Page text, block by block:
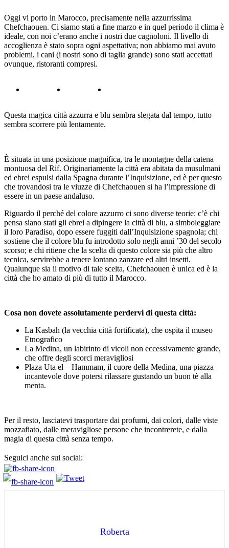
Oggi vi porto in Marocco, precisamente nella azzurrissima
Chefchaouen. Ci siamo stati a fine marzo e in quel periodo il clima è
ideale, con noi c’erano anche i nostri due cagnoloni. Il livello di
accoglienza è stato sopra ogni aspettativa; non abbiamo mai avuto
problemi, i cani (i nostri sono di taglia grande) sono stati accettati
ovunque, ristoranti compresi.
Questa magica città azzurra e blu sembra slegata dal tempo, tutto
sembra scorrere più lentamente.
È situata in una posizione magnifica, tra le montagne della catena
montuosa del Rif. Originariamente la città era abitata da musulmani
ed ebrei espulsi dalla Spagna durante l’Inquisizione, ed è per questo
che trovandosi tra le viuzze di Chefchaouen si ha l’impressione di
essere in un paese andaluso.
Riguardo il perché del colore azzurro ci sono diverse teorie: c’è chi
pensa siano stati gli ebrei a dipingere la città di blu, a simboleggiare
il loro Paradiso, dopo essere fuggiti dall’Inquisizione spagnola; chi
sostiene che il colore blu fu introdotto solo negli anni ’30 del secolo
scorso; e chi ritiene che la scelta di questo colore sia più che altro
tecnica, servirebbe a tenere lontano zanzare ed altri insetti.
Qualunque sia il motivo di tale scelta, Chefchaouen è unica ed è la
città che ho amato di più di tutto il Marocco.
Cosa non dovete assolutamente perdervi di questa città:
La Kasbah (la vecchia città fortificata), che ospita il museo
Etnografico
La Medina, un labirinto di vicoli non eccessivamente grande,
che offre degli scorci meravigliosi
Plaza Uta el – Hammam, il cuore della Medina, una piazza
incantevole dove potersi rilassare gustando un buon tè alla
menta.
Per il resto, lasciatevi trasportare dai profumi, dai colori, dalle viste
mozzafiato, dalle meravigliose persone che incontrerete, e dalla
magia di questa città senza tempo.
Seguici anche sui social:
Roberta